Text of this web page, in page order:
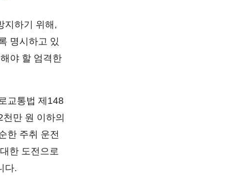
지하기 위해,
명시하고 있
야 할 엄격한
교통법 제148
만 원 이하의
한 주취 운전
한 도전으로
다.